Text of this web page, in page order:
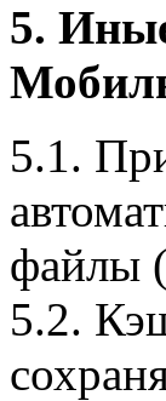
5.
5.1.
файлы
5.2.